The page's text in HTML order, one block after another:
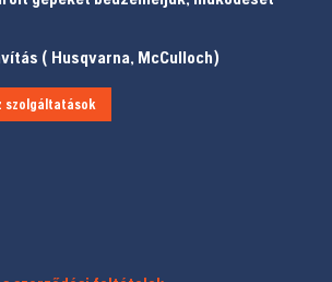
( Husqvarna, McCulloch)
szolgáltatások